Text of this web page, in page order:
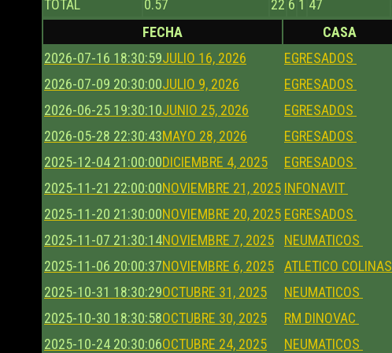
TOTAL
0.57 22 6 1 47
FECHA
CASA
2026-07-16 18:30:59JULIO 16, 2026 EGRESADOS
2026-07-09 20:30:00JULIO 9, 2026 EGRESADOS
2026-06-25 19:30:10JUNIO 25, 2026 EGRESADOS
2026-05-28 22:30:43MAYO 28, 2026 EGRESADOS
2025-12-04 21:00:00DICIEMBRE 4, 2025 EGRESADOS
2025-11-21 22:00:00NOVIEMBRE 21, 2025 INFONAVIT
2025-11-20 21:30:00NOVIEMBRE 20, 2025 EGRESADOS
2025-11-07 21:30:14NOVIEMBRE 7, 2025 NEUMATICOS
2025-11-06 20:00:37NOVIEMBRE 6, 2025 ATLETICO COLINAS
2025-10-31 18:30:29OCTUBRE 31, 2025 NEUMATICOS
2025-10-30 18:30:58OCTUBRE 30, 2025 RM DINOVAC
2025-10-24 20:30:06OCTUBRE 24, 2025 NEUMATICOS